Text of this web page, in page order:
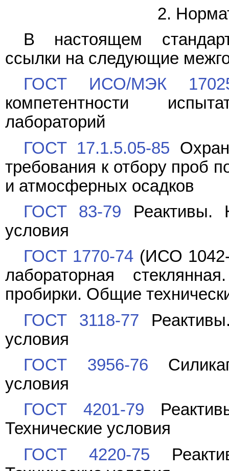
2.
В настоящем
ссылки на следующие
ГОСТ ИСО/МЭК
компетентности
лабораторий
ГОСТ 17.1.5.05-85
требования к отбору проб
и атмосферных осадков
ГОСТ 83-79 Реактивы.
условия
ГОСТ 1770-74 (ИСО
лабораторная
пробирки. Общие
ГОСТ 3118-77
условия
ГОСТ 3956-76
условия
ГОСТ 4201-79
Технические условия
ГОСТ 4220-75